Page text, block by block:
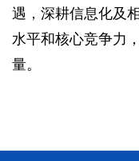
遇，深耕信息化及
水平和核心竞争力
量。